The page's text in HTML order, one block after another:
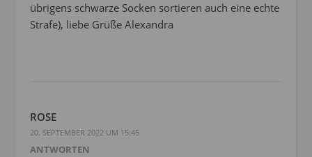
übrigens schwarze Socken sortieren auch eine echte
Strafe), liebe Grüße Alexandra
ROSE
20. SEPTEMBER 2022 UM 15:45
ANTWORTEN